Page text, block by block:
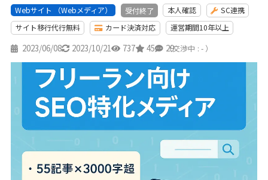
Webサイト （Webメディア） 受付終了 本人確認
SC連携
サイト移行代行無料
カード決済対応 運営期間10年以上
2023/06/08 2023/10/21 737 45 29
（交渉中 : - ）